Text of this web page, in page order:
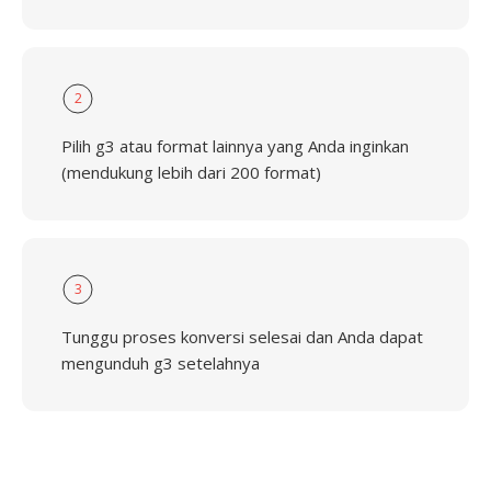
2
Pilih g3 atau format lainnya yang Anda inginkan
(mendukung lebih dari 200 format)
3
Tunggu proses konversi selesai dan Anda dapat
mengunduh g3 setelahnya